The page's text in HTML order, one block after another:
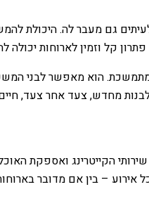
גם מעבר לה. היכולת
קל וזמין לארוחות יכולה
מתמשכת. הוא מאפשר לבני
מחדש, צעד אחר צעד,
הקייטרינג ואספקת
– בין אם מדובר בארוחות